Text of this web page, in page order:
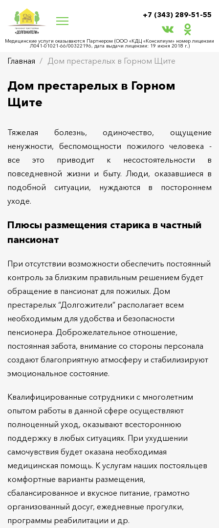
+7 (343) 289-51-55
Медицинские услуги оказываются Партнером (ООО «КДЦ «Консилиум» номер лицензии
Л041-01021-66/00322196, дата выдачи лицензии: 19 июня 2018 г.)
Главная Дом престарелых в Горном Щите
Дом престарелых в Горном
Щите
Тяжелая болезнь, одиночество, ощущение
ненужности, беспомощности пожилого человека -
все это приводит к несостоятельности в
повседневной жизни и быту. Люди, оказавшиеся в
подобной ситуации, нуждаются в постороннем
уходе.
Плюсы размещения старика в частный
пансионат
При отсутствии возможности обеспечить постоянный
контроль за близким правильным решением будет
обращение в пансионат для пожилых. Дом
престарелых “Долгожители” располагает всем
необходимым для удобства и безопасности
пенсионера. Доброжелательное отношение,
постоянная забота, внимание со стороны персонала
создают благоприятную атмосферу и стабилизируют
эмоциональное состояние.
Квалифицированные сотрудники с многолетним
опытом работы в данной сфере осуществляют
полноценный уход, оказывают всестороннюю
поддержку в любых ситуациях. При ухудшении
самочувствия будет оказана необходимая
медицинская помощь. К услугам наших постояльцев
комфортные варианты размещения,
сбалансированное и вкусное питание, грамотно
организованный досуг, ежедневные прогулки,
программы реабилитации и др.